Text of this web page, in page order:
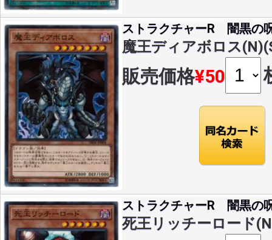
ストラクチャーR 闇黒の
魔王ディアボロス
販売価格¥50
ストラクチャーR 闇黒の
死王リッチーロード